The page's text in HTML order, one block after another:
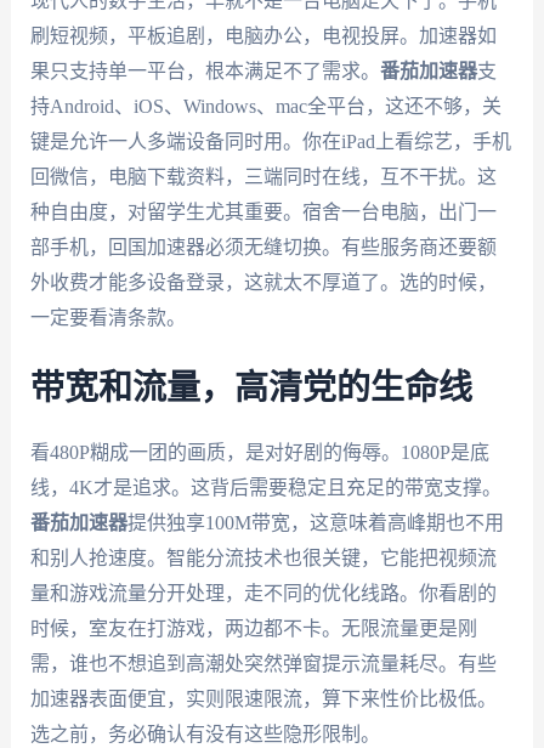
刷短视频，平板追剧，电脑办公，电视投屏。加速器如
果只支持单一平台，根本满足不了需求。 番茄加速器支
持Android、iOS、Windows、mac全平台，这还不够，关
键是允许一人多端设备同时用。你在iPad上看综艺，手机
回微信，电脑下载资料，三端同时在线，互不干扰。这
种自由度，对留学生尤其重要。宿舍一台电脑，出门一
部手机，回国加速器必须无缝切换。有些服务商还要额
外收费才能多设备登录，这就太不厚道了。选的时候，
一定要看清条款。
带宽和流量，高清党的生命线
看480P糊成一团的画质，是对好剧的侮辱。1080P是底
线，4K才是追求。这背后需要稳定且充足的带宽支撑。
番茄加速器提供独享100M带宽，这意味着高峰期也不用
和别人抢速度。智能分流技术也很关键，它能把视频流
量和游戏流量分开处理，走不同的优化线路。你看剧的
时候，室友在打游戏，两边都不卡。无限流量更是刚
需，谁也不想追到高潮处突然弹窗提示流量耗尽。有些
加速器表面便宜，实则限速限流，算下来性价比极低。
选之前，务必确认有没有这些隐形限制。